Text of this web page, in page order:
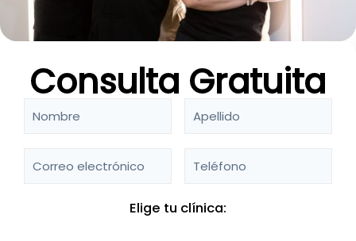
Consulta Gratuita
Elige tu clínica: